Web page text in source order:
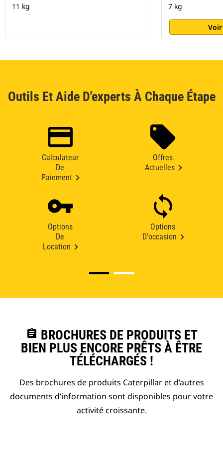
11 kg 7 kg
Outils Et Aide D'experts À Chaque Étape
Calculateur
De
Paiement
Offres
Actuelles
Options
De
Location
Options
D'occasion
assignment BROCHURES DE PRODUITS ET
BIEN PLUS ENCORE PRÊTS À ÊTRE
TÉLÉCHARGÉS !
Des brochures de produits Caterpillar et d’autres
documents d’information sont disponibles pour votre
activité croissante.